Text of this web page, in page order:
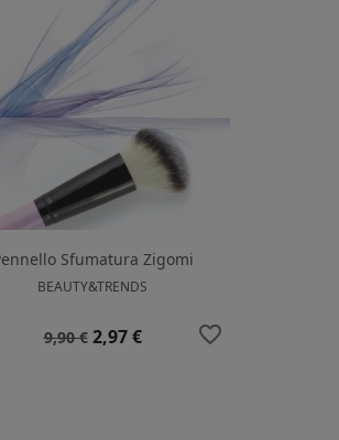
Sfumatura Zigomi
BEAUTY&TRENDS
Prezzo
9,90 € Prezzo
2,97 € favorite_border